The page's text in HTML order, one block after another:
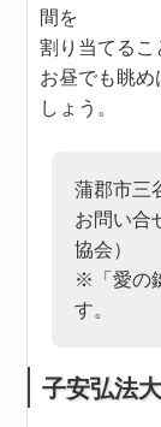
間を
割り当てるこ
お昼でも眺
しょう。
蒲郡市三
お問い合
協会）
※「愛の
す。
子安弘法